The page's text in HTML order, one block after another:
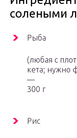
солеными
Рыба
(любая с
кета; нужно
—
300 г
Рис